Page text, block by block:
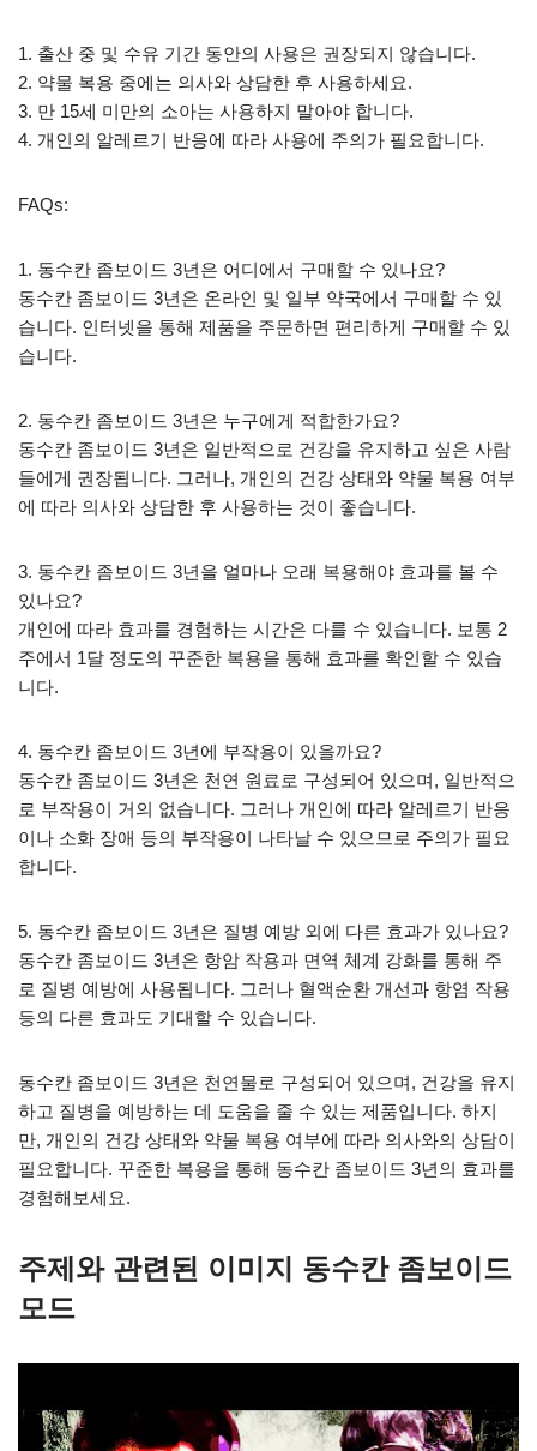
1. 출산 중 및 수유 기간 동안의 사용은 권장되지 않습니다.
2. 약물 복용 중에는 의사와 상담한 후 사용하세요.
3. 만 15세 미만의 소아는 사용하지 말아야 합니다.
4. 개인의 알레르기 반응에 따라 사용에 주의가 필요합니다.
FAQs:
1. 동수칸 좀보이드 3년은 어디에서 구매할 수 있나요?
동수칸 좀보이드 3년은 온라인 및 일부 약국에서 구매할 수 있
습니다. 인터넷을 통해 제품을 주문하면 편리하게 구매할 수 있
습니다.
2. 동수칸 좀보이드 3년은 누구에게 적합한가요?
동수칸 좀보이드 3년은 일반적으로 건강을 유지하고 싶은 사람
들에게 권장됩니다. 그러나, 개인의 건강 상태와 약물 복용 여부
에 따라 의사와 상담한 후 사용하는 것이 좋습니다.
3. 동수칸 좀보이드 3년을 얼마나 오래 복용해야 효과를 볼 수
있나요?
개인에 따라 효과를 경험하는 시간은 다를 수 있습니다. 보통 2
주에서 1달 정도의 꾸준한 복용을 통해 효과를 확인할 수 있습
니다.
4. 동수칸 좀보이드 3년에 부작용이 있을까요?
동수칸 좀보이드 3년은 천연 원료로 구성되어 있으며, 일반적으
로 부작용이 거의 없습니다. 그러나 개인에 따라 알레르기 반응
이나 소화 장애 등의 부작용이 나타날 수 있으므로 주의가 필요
합니다.
5. 동수칸 좀보이드 3년은 질병 예방 외에 다른 효과가 있나요?
동수칸 좀보이드 3년은 항암 작용과 면역 체계 강화를 통해 주
로 질병 예방에 사용됩니다. 그러나 혈액순환 개선과 항염 작용
등의 다른 효과도 기대할 수 있습니다.
동수칸 좀보이드 3년은 천연물로 구성되어 있으며, 건강을 유지
하고 질병을 예방하는 데 도움을 줄 수 있는 제품입니다. 하지
만, 개인의 건강 상태와 약물 복용 여부에 따라 의사와의 상담이
필요합니다. 꾸준한 복용을 통해 동수칸 좀보이드 3년의 효과를
경험해보세요.
주제와 관련된 이미지 동수칸 좀보이드
모드